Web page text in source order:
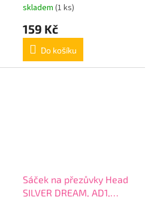
skladem (1 ks)
159 Kč
Do košíku
Sáček na přezůvky Head
SILVER DREAM, AD1,